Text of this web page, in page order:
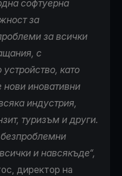
софтуерна
за
за всички
с
като
иновативни
индустрия,
туризъм и други.
и навсякъде“,
директор на